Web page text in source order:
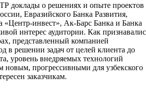
доклады о решениях и опыте проектов
Евразийского Банка Развития,
«Центр-инвест», Ак-Барс Банка и Банка
интерес аудитории. Как
представленный компанией
в решении задач от целей клиента до
уровень внедряемых технологий
новым, прогрессивными для узбекского
заказчикам.